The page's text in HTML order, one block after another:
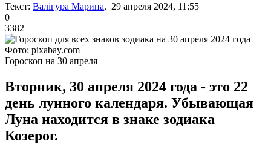
Текст: Валігура Марина, 29 апреля 2024, 11:55
0
3382
Фото: pixabay.com
Гороскоп на 30 апреля
Вторник, 30 апреля 2024 года - это 22
день лунного календаря. Убывающая
Луна находится в знаке зодиака
Козерог.